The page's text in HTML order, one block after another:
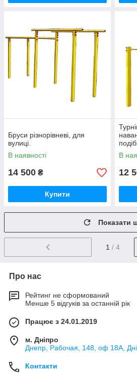
Бруси різнорівневі, для
вулиці.
В наявності
14 500 ₴
Купити
В
12
Показати
1 / 4
Про нас
Рейтинг не сформований
Менше 5 відгуків за останній рік
Працює з 24.01.2019
м. Дніпро
Днепр, Рабочая, 148, оф 18А,
Контакти